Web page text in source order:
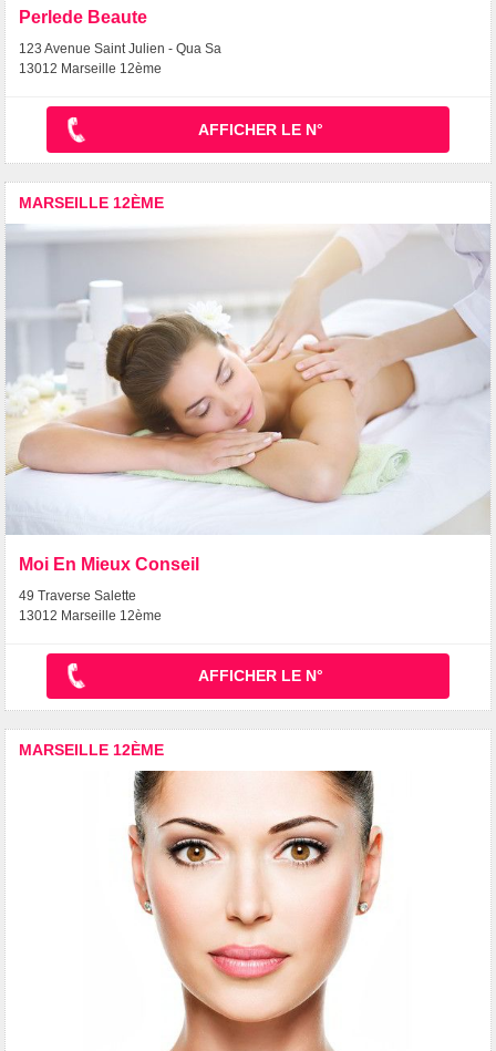
Perlede Beaute
123 Avenue Saint Julien - Qua Sa
13012 Marseille 12ème
AFFICHER LE N°
MARSEILLE 12ÈME
Moi En Mieux Conseil
49 Traverse Salette
13012 Marseille 12ème
AFFICHER LE N°
MARSEILLE 12ÈME